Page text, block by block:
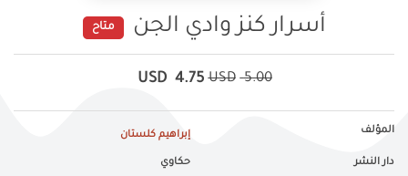
أسرار كنز وادي الجن متاح
5.00
USD
4.75
USD
المؤلف إبراهيم كلستان
دار النشر حكاوي